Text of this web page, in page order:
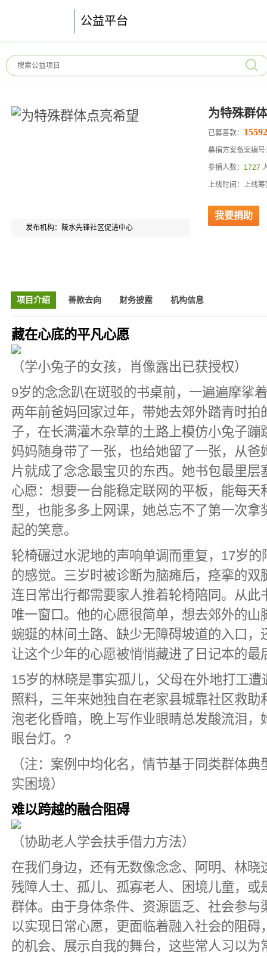
公益平台
为特殊群
发布机构：陵水先锋社区促进中心
已募善款：
募捐方案备案编
参捐人数： 1727
上线时间：上线
我要捐助
项目介绍 善款去向 财务披露 机构信息
藏在心底的平凡心愿
（学小兔子的女孩，肖像露出已获授权）
9岁的念念趴在斑驳的书桌前，一遍遍摩挲
两年前爸妈回家过年，带她去郊外踏青时
子，在长满灌木杂草的土路上模仿小兔子
妈妈随身带了一张，也给她留了一张，从
片就成了念念最宝贝的东西。她书包最里
心愿：想要一台能稳定联网的平板，能每天
型，也能多多上网课，她总忘不了第一次
起的笑意。
轮椅碾过水泥地的声响单调而重复，17岁
的感觉。三岁时被诊断为脑瘫后，痉挛的
连日常出行都需要家人推着轮椅陪同。从
唯一窗口。他的心愿很简单，想去郊外的
蜿蜒的林间土路、缺少无障碍坡道的入口
让这个少年的心愿被悄悄藏进了日记本的最
15岁的林晓是事实孤儿，父母在外地打工
照料，三年来她独自在老家县城靠社区救
泡老化昏暗，晚上写作业眼睛总发酸流泪
眼台灯。?
（注：案例中均化名，情节基于同类群体
实困境）
难以跨越的融合阻碍
（协助老人学会扶手借力方法）
在我们身边，还有无数像念念、阿明、林
残障人士、孤儿、孤寡老人、困境儿童，
群体。由于身体条件、资源匮乏、社会参
以实现日常心愿，更面临着融入社会的阻
的机会、展示自我的舞台，这些常人习以